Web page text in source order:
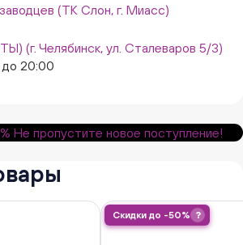
(ТК Слон, г. Миасс)
(г. Челябинск, ул. Сталеваров 5/3)
до 20:00
Не пропустите новое поступление!
Скидки до -50% ?